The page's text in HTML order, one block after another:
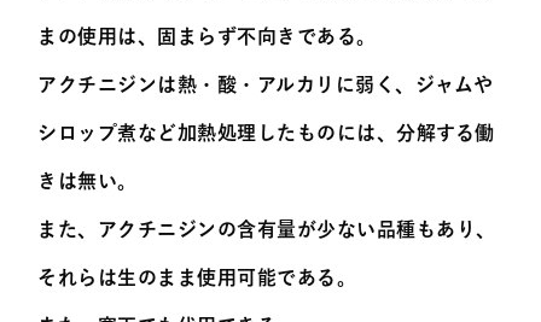
まの使用は、固まらず不向きである。
アクチニジンは熱・酸・アルカリに弱く、ジャムや
シロップ煮など加熱処理したものには、分解する働
きは無い。
また、アクチニジンの含有量が少ない品種もあり、
それらは生のまま使用可能である。